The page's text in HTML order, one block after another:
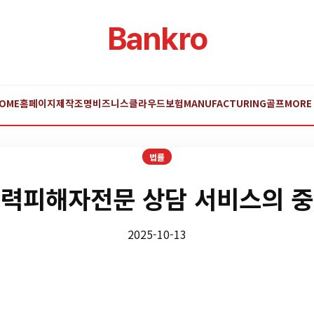
Bankro
홈페이지제작조명비즈니스클라우드보험MANUFACTURING골프MORE
법률
피해자전문 상담 서비스의
2025-10-13